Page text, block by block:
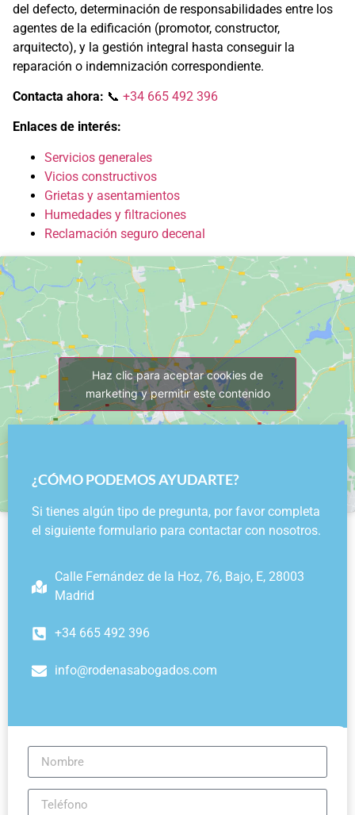
del defecto, determinación de responsabilidades entre los
agentes de la edificación (promotor, constructor,
arquitecto), y la gestión integral hasta conseguir la
reparación o indemnización correspondiente.
Contacta ahora: 📞 +34 665 492 396
Enlaces de interés:
Servicios generales
Vicios constructivos
Grietas y asentamientos
Humedades y filtraciones
Reclamación seguro decenal
Haz clic para aceptar cookies de
marketing y permitir este contenido
¿CÓMO PODEMOS AYUDARTE?
Si tienes algún tipo de pregunta, por favor completa
el siguiente formulario para contactar con nosotros.
Calle Fernández de la Hoz, 76, Bajo, E, 28003
Madrid
+34 665 492 396
info@rodenasabogados.com